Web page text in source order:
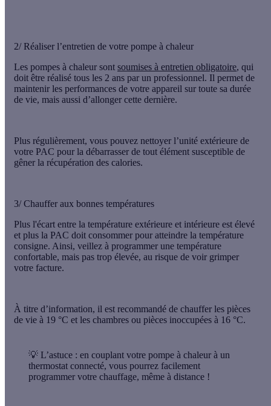
2/ Réaliser l’entretien de votre pompe à chaleur
Les pompes à chaleur sont soumises à entretien obligatoire, qui
doit être réalisé tous les 2 ans par un professionnel. Il permet de
maintenir les performances de votre appareil sur toute sa durée
de vie, mais aussi d’allonger cette dernière.
Plus régulièrement, vous pouvez nettoyer l’unité extérieure de
votre PAC pour la débarrasser de tout élément susceptible de
gêner la récupération des calories.
3/ Chauffer aux bonnes températures
Plus l'écart entre la température extérieure et intérieure est élevé
et plus la PAC doit consommer pour atteindre la température
consigne. Ainsi, veillez à programmer une température
confortable, mais pas trop élevée, au risque de voir grimper
votre facture.
À titre d’information, il est recommandé de chauffer les pièces
de vie à 19 °C et les chambres ou pièces inoccupées à 16 °C.
💡 L’astuce : en couplant votre pompe à chaleur à un
thermostat connecté, vous pourrez facilement
programmer votre chauffage, même à distance !